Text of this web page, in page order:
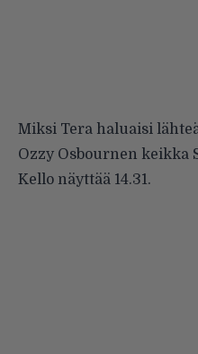
Miksi Tera haluaisi
Ozzy Osbournen keikka
Kello näyttää 14.31.